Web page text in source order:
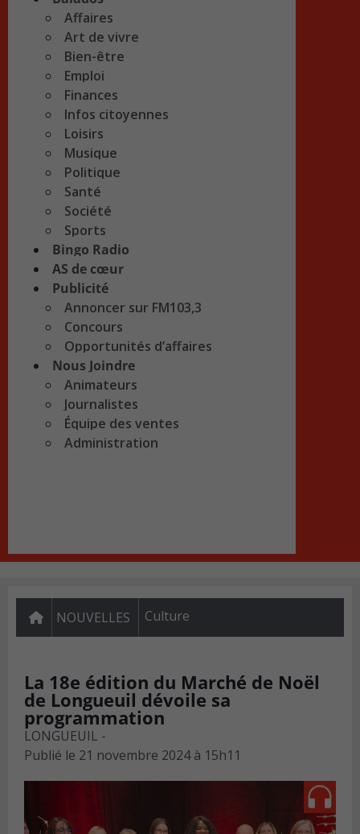
Affaires
Art de vivre
Bien-être
Emploi
Finances
Infos citoyennes
Loisirs
Musique
Politique
Santé
Société
Sports
Bingo Radio
AS de cœur
Publicité
Annoncer sur FM103,3
Concours
Opportunités d’affaires
Nous Joindre
Animateurs
Journalistes
Équipe des ventes
Administration
NOUVELLES Culture
La 18e édition du Marché de Noël
de Longueuil dévoile sa
programmation
LONGUEUIL -
Publié le 21 novembre 2024 à 15h11